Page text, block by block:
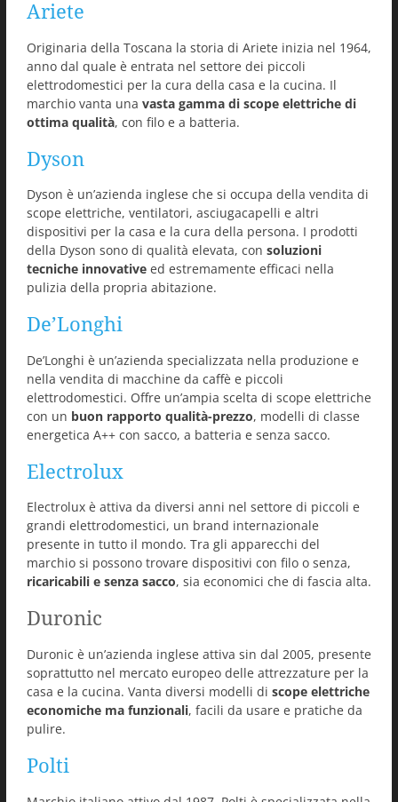
Ariete
Originaria della Toscana la storia di Ariete inizia nel 1964,
anno dal quale è entrata nel settore dei piccoli
elettrodomestici per la cura della casa e la cucina. Il
marchio vanta una vasta gamma di scope elettriche di
ottima qualità, con filo e a batteria.
Dyson
Dyson è un’azienda inglese che si occupa della vendita di
scope elettriche, ventilatori, asciugacapelli e altri
dispositivi per la casa e la cura della persona. I prodotti
della Dyson sono di qualità elevata, con soluzioni
tecniche innovative ed estremamente efficaci nella
pulizia della propria abitazione.
De’Longhi
De’Longhi è un’azienda specializzata nella produzione e
nella vendita di macchine da caffè e piccoli
elettrodomestici. Offre un’ampia scelta di scope elettriche
con un buon rapporto qualità-prezzo, modelli di classe
energetica A++ con sacco, a batteria e senza sacco.
Electrolux
Electrolux è attiva da diversi anni nel settore di piccoli e
grandi elettrodomestici, un brand internazionale
presente in tutto il mondo. Tra gli apparecchi del
marchio si possono trovare dispositivi con filo o senza,
ricaricabili e senza sacco, sia economici che di fascia alta.
Duronic
Duronic è un’azienda inglese attiva sin dal 2005, presente
soprattutto nel mercato europeo delle attrezzature per la
casa e la cucina. Vanta diversi modelli di scope elettriche
economiche ma funzionali, facili da usare e pratiche da
pulire.
Polti